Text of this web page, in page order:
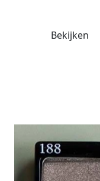
Bekijken